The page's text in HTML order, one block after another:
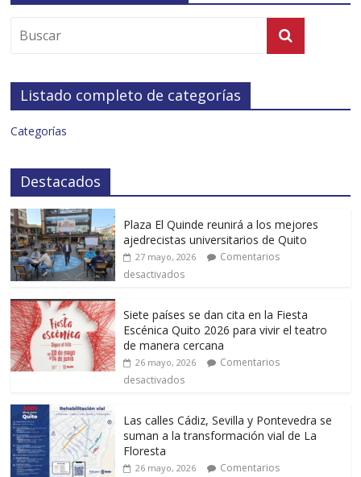
Listado completo de categorías
Categorías
Destacados
Plaza El Quinde reunirá a los mejores
ajedrecistas universitarios de Quito
27 mayo, 2026
Comentarios
desactivados
Siete países se dan cita en la Fiesta
Escénica Quito 2026 para vivir el teatro
de manera cercana
26 mayo, 2026
Comentarios
desactivados
Las calles Cádiz, Sevilla y Pontevedra se
suman a la transformación vial de La
Floresta
26 mayo, 2026
Comentarios